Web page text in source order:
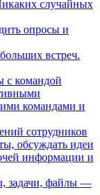
случайных
опросы и
встреч.
с командой
командами и
сотрудников
обсуждать идеи
информации и
задачи, файлы —